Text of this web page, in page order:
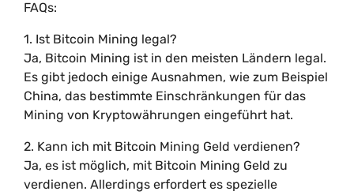
FAQs:
1. Ist Bitcoin Mining legal?
Ja, Bitcoin Mining ist in den meisten Ländern legal.
Es gibt jedoch einige Ausnahmen, wie zum Beispiel
China, das bestimmte Einschränkungen für das
Mining von Kryptowährungen eingeführt hat.
2. Kann ich mit Bitcoin Mining Geld verdienen?
Ja, es ist möglich, mit Bitcoin Mining Geld zu
verdienen. Allerdings erfordert es spezielle